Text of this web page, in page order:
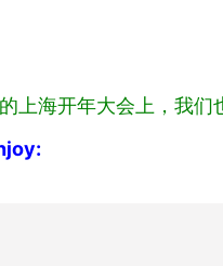
上海开年大会上，我们